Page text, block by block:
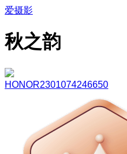
爱摄影
秋之韵
HONOR2301074246650